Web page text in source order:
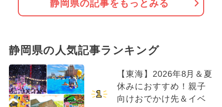
静岡県の記事をもっとみる
静岡県の人気記事ランキング
1
【東海】2026年8月＆夏
休みにおすすめ！親子
向けおでかけ先＆イベ